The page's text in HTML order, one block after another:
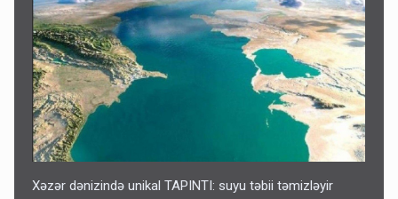
Xəzər dənizində unikal TAPINTI: suyu təbii təmizləyir